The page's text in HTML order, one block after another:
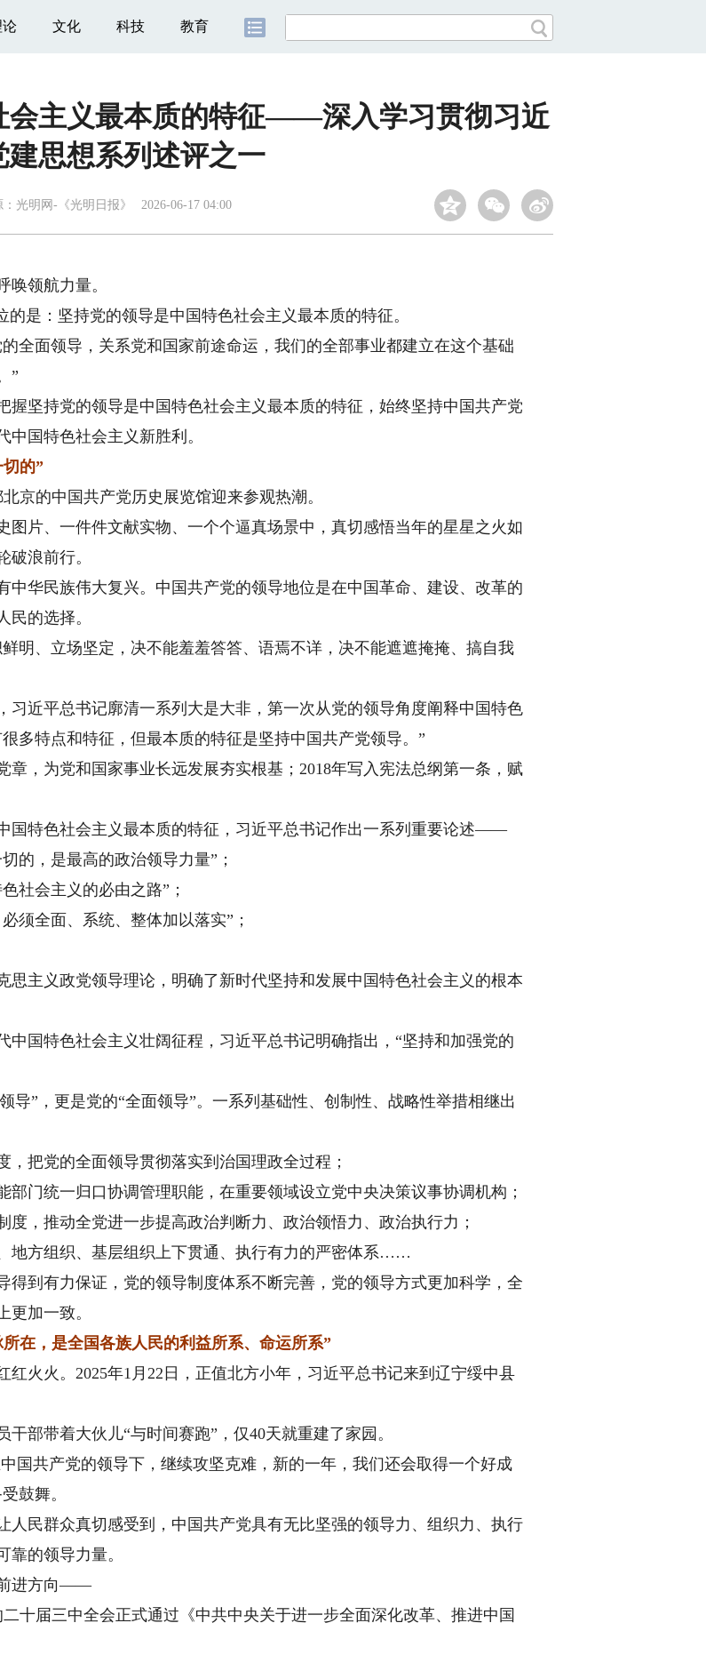
论 文化 科技 教育
会主义最本质的特征——深入学习贯彻习近
建思想系列述评之一
光明网-《光明日报》 2026-06-17 04:00
领航力量。
是：坚持党的领导是中国特色社会主义最本质的特征。
面领导，关系党和国家前途命运，我们的全部事业都建立在这个基础
”
坚持党的领导是中国特色社会主义最本质的特征，始终坚持中国共产党
国特色社会主义新胜利。
的”
的中国共产党历史展览馆迎来参观热潮。
片、一件件文献实物、一个个逼真场景中，真切感悟当年的星星之火如
浪前行。
华民族伟大复兴。中国共产党的领导地位是在中国革命、建设、改革的
民的选择。
、立场坚定，决不能羞羞答答、语焉不详，决不能遮遮掩掩、搞自我
近平总书记廓清一系列大是大非，第一次从党的领导角度阐释中国特色
多特点和特征，但最本质的特征是坚持中国共产党领导。”
，为党和国家事业长远发展夯实根基；2018年写入宪法总纲第一条，赋
特色社会主义最本质的特征，习近平总书记作出一系列重要论述——
，是最高的政治领导力量”；
会主义的必由之路”；
全面、系统、整体加以落实”；
主义政党领导理论，明确了新时代坚持和发展中国特色社会主义的根本
国特色社会主义壮阔征程，习近平总书记明确指出，“坚持和加强党的
”，更是党的“全面领导”。一系列基础性、创制性、战略性举措相继出
把党的全面领导贯彻落实到治国理政全过程；
门统一归口协调管理职能，在重要领域设立党中央决策议事协调机构；
，推动全党进一步提高政治判断力、政治领悟力、政治执行力；
方组织、基层组织上下贯通、执行有力的严密体系……
到有力保证，党的领导制度体系不断完善，党的领导方式更加科学，全
更加一致。
在，是全国各族人民的利益所系、命运所系”
火火。2025年1月22日，正值北方小年，习近平总书记来到辽宁绥中县
带着大伙儿“与时间赛跑”，仅40天就重建了家园。
共产党的领导下，继续攻坚克难，新的一年，我们还会取得一个好成
鼓舞。
民群众真切感受到，中国共产党具有无比坚强的领导力、组织力、执行
的领导力量。
进方向——
届三中全会正式通过《中共中央关于进一步全面深化改革、推进中国